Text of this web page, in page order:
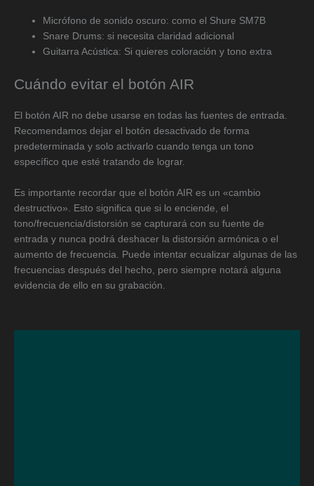
Micrófono de sonido oscuro: como el Shure SM7B
Snare Drums: si necesita claridad adicional
Guitarra Acústica: Si quieres coloración y tono extra
Cuándo evitar el botón AIR
El botón AIR no debe usarse en todas las fuentes de entrada.
Recomendamos dejar el botón desactivado de forma
predeterminada y solo activarlo cuando tenga un tono
específico que esté tratando de lograr.
Es importante recordar que el botón AIR es un «cambio
destructivo». Esto significa que si lo enciende, el
tono/frecuencia/distorsión se capturará con su fuente de
entrada y nunca podrá deshacer la distorsión armónica o el
aumento de frecuencia. Puede intentar ecualizar algunas de las
frecuencias después del hecho, pero siempre notará alguna
evidencia de ello en su grabación.